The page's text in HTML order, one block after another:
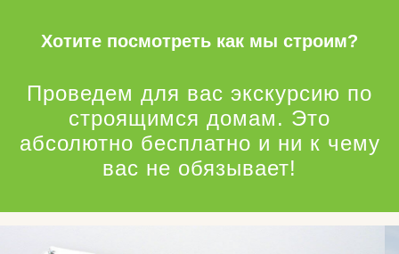
Хотите посмотреть как мы строим?
Проведем для вас экскурсию по
строящимся домам. Это
абсолютно бесплатно и ни к чему
вас не обязывает!